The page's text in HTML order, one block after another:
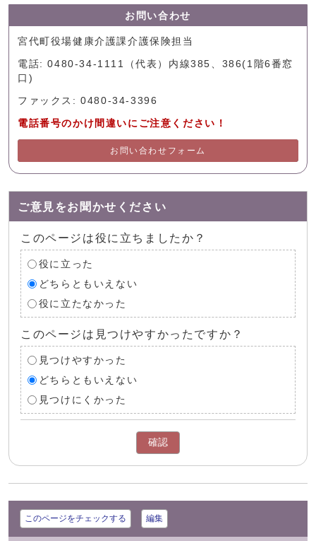
お問い合わせ
宮代町役場健康介護課介護保険担当
電話: 0480-34-1111（代表）内線385、386(1階6番窓
口)
ファックス: 0480-34-3396
電話番号のかけ間違いにご注意ください！
お問い合わせフォーム
ご意見をお聞かせください
このページは役に立ちましたか？
役に立った
どちらともいえない
役に立たなかった
このページは見つけやすかったですか？
見つけやすかった
どちらともいえない
見つけにくかった
確認
このページをチェックする 編集